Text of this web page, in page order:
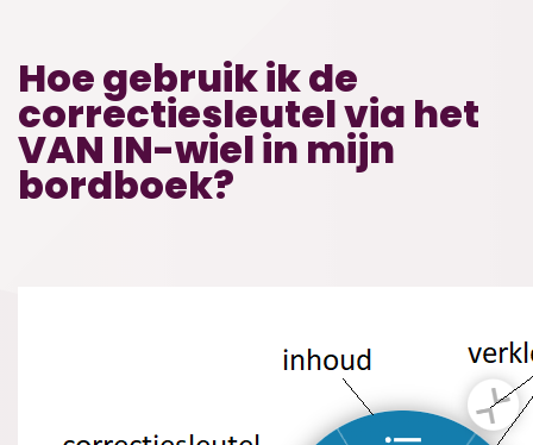
Hoe gebruik ik de
correctiesleutel via het
VAN IN-wiel in mijn
bordboek?